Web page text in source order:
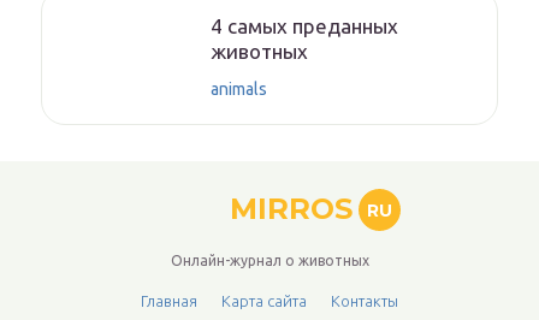
4 самых преданных
животных
animals
MIRROS RU
Онлайн-журнал о животных
Главная Карта сайта Контакты